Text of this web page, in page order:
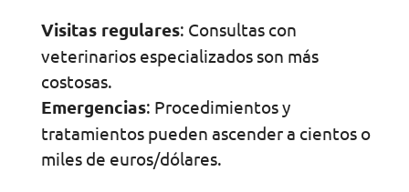
Visitas regulares: Consultas con
veterinarios especializados son más
costosas.
Emergencias: Procedimientos y
tratamientos pueden ascender a cientos o
miles de euros/dólares.